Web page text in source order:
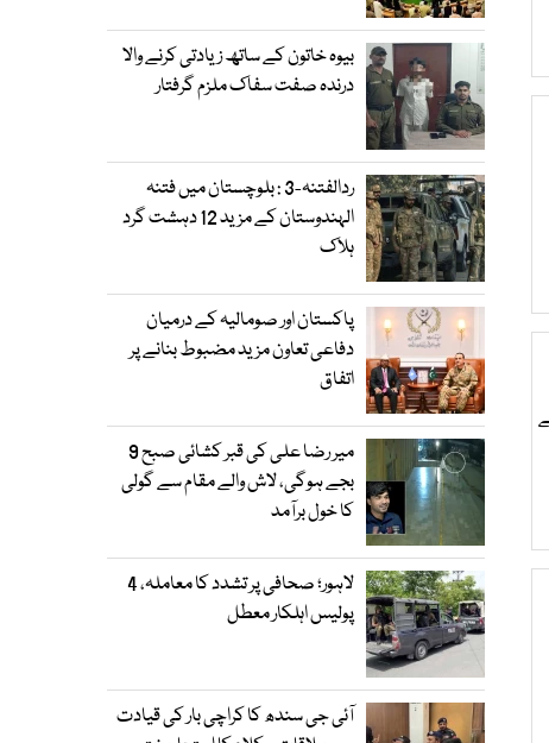
بیوہ خاتون کے ساتھ زیادتی کرنے والا
درندہ صفت سفاک ملزم گرفتار
ردالفتنہ-3 : بلوچستان میں فتنہ
الہندوستان کے مزید 12 دہشت گرد
ہلاک
پاکستان اور صومالیہ کے درمیان
دفاعی تعاون مزید مضبوط بنانے پر
اتفاق
میر رضا علی کی قبر کشائی صبح 9
بجے ہوگی، لاش والے مقام سے گولی
کا خول برآمد
لاہور؛ صحافی پر تشدد کا معاملہ، 4
پولیس اہلکار معطل
آئی جی سندھ کا کراچی بار کی قیادت